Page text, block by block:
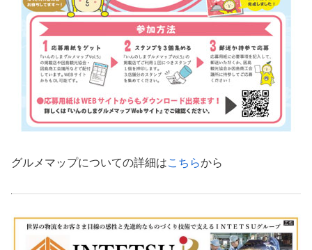
グルメマップについての詳細はこちらから